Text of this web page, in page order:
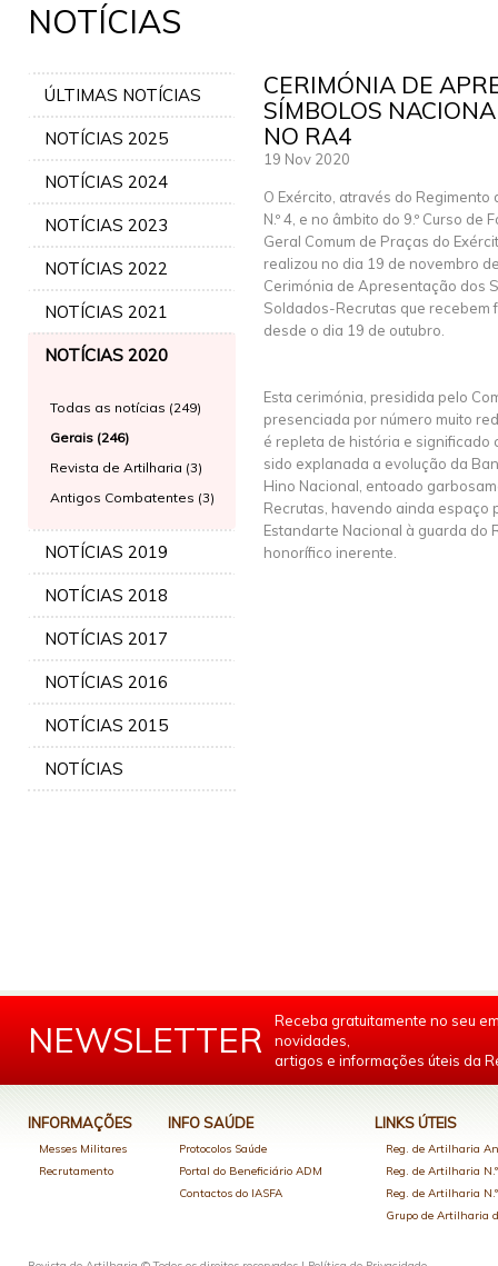
NOTÍCIAS
ÚLTIMAS NOTÍCIAS
NOTÍCIAS 2025
NOTÍCIAS 2024
NOTÍCIAS 2023
NOTÍCIAS 2022
NOTÍCIAS 2021
NOTÍCIAS 2020
Todas as notícias (249)
Gerais (246)
Revista de Artilharia (3)
Antigos Combatentes (3)
NOTÍCIAS 2019
NOTÍCIAS 2018
NOTÍCIAS 2017
NOTÍCIAS 2016
NOTÍCIAS 2015
NOTÍCIAS
CERIMÓNIA DE
SÍMBOLOS
NO RA4
19 Nov 2020
O Exército, através do
N.º 4, e no âmbito do 9.º Curso de
Geral Comum de Praças do
realizou no dia 19 de novembro
Cerimónia de Apresentação dos
Soldados-Recrutas que recebem
desde o dia 19 de outubro.
Esta cerimónia, presidida pelo
presenciada por número muito
é repleta de história e
sido explanada a evolução da
Hino Nacional, entoado
Recrutas, havendo ainda espaço
Estandarte Nacional à guarda do
honorífico inerente.
NEWSLETTER
Receba gratuitamente no seu
novidades,
artigos e informações úteis da
INFORMAÇÕES
Messes Militares
Recrutamento
INFO SAÚDE
Protocolos Saúde
Portal do Beneficiário ADM
Contactos do IASFA
LINKS ÚTEIS
Reg. de Artilharia
Reg. de Artilharia
Reg. de Artilharia
Grupo de Artilharia